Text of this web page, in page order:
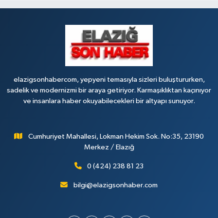
elazigsonhabercom, yepyeni temasıyla sizleri buluştururken,
sadelik ve modernizmi bir araya getiriyor. Karmaşıklıktan kaçınıyor
ve insanlara haber okuyabilecekleri bir altyapı sunuyor.
Cumhuriyet Mahallesi, Lokman Hekim Sok. No:35, 23190
Merkez / Elazığ
0 (424) 238 81 23
bilgi@elazigsonhaber.com